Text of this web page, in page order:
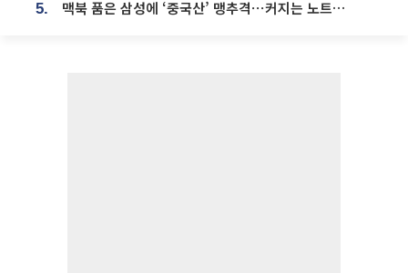
5. 맥북 품은 삼성에 ‘중국산’ 맹추격⋯커지는 노트북 OLED 시장